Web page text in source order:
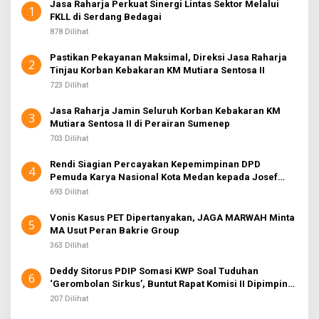
1
Jasa Raharja Perkuat Sinergi Lintas Sektor Melalui
FKLL di Serdang Bedagai
878 Dilihat
2
Pastikan Pekayanan Maksimal, Direksi Jasa Raharja
Tinjau Korban Kebakaran KM Mutiara Sentosa II
723 Dilihat
3
Jasa Raharja Jamin Seluruh Korban Kebakaran KM
Mutiara Sentosa II di Perairan Sumenep
703 Dilihat
4
Rendi Siagian Percayakan Kepemimpinan DPD
Pemuda Karya Nasional Kota Medan kepada Josef
Sembiring
693 Dilihat
5
Vonis Kasus PET Dipertanyakan, JAGA MARWAH Minta
MA Usut Peran Bakrie Group
363 Dilihat
6
Deddy Sitorus PDIP Somasi KWP Soal Tuduhan
‘Gerombolan Sirkus’, Buntut Rapat Komisi II Dipimpin
Sufmi Dasco Ahmad
207 Dilihat